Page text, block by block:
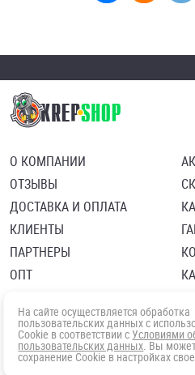
О КОМПАНИИ
ОТЗЫВЫ
ДОСТАВКА И ОПЛАТА
КЛИЕНТЫ
ПАРТНЕРЫ
ОПТ
Политика в отношении обработки
Согласие посетителя сайта на
На сайте осуществляется обработка
пользовательских данных с
Cookie в соответствии с Условиями
пользовательских данных. Вы
сохранение Cookie в настройках